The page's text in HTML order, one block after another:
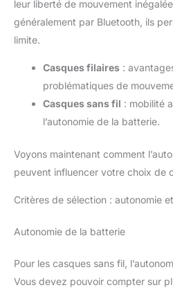
leur liberté de mouvement
généralement par Bluetooth, ils
limite.
Casques filaires :
problématiques de
Casques sans fil : mobilité
l’autonomie de la batterie.
Voyons maintenant comment
peuvent influencer votre choix de
Critères de sélection : autonomie
Autonomie de la batterie
Pour les casques sans fil,
Vous devez pouvoir compter sur